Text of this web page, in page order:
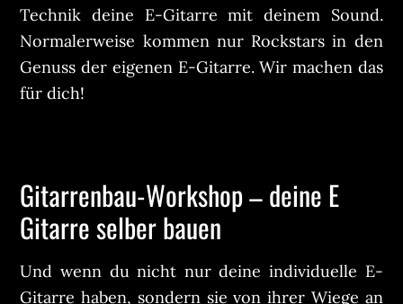
Technik deine E-Gitarre mit deinem Sound.
Normalerweise kommen nur Rockstars in den
Genuss der eigenen E-Gitarre. Wir machen das
für dich!
Gitarrenbau-Workshop – deine E
Gitarre selber bauen
Und wenn du nicht nur deine individuelle E-
Gitarre haben, sondern sie von ihrer Wiege an